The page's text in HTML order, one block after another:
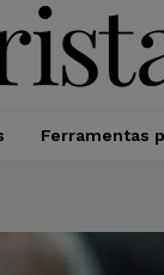
Ferramentas